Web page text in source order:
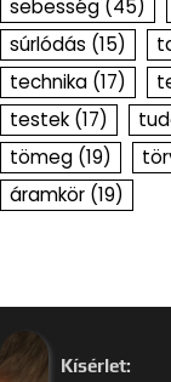
sebesség (45)
súrlódás (15)
technika (17)
testek (17)
tömeg (19)
áramkör (19)
Kísérlet: